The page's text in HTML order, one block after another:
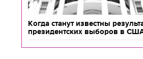
Когда станут известны
президентских выборов в